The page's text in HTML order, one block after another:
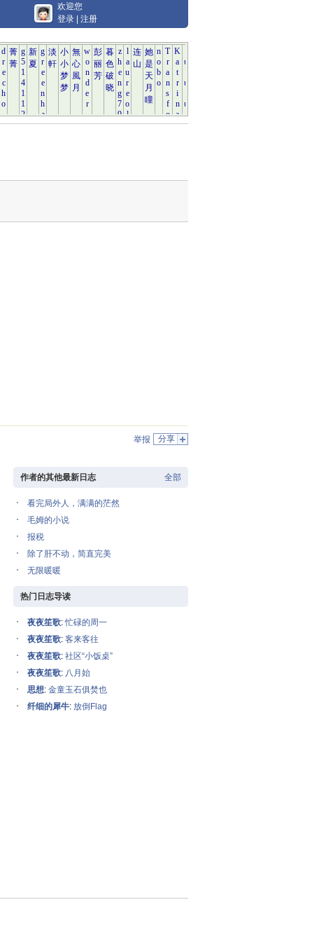
欢迎您
登录
注册
分享
举报
全部
作者的其他最新日志
看完局外人，满满的茫然
毛姆的小说
报税
除了肝不动，简直完美
无限暖暖
热门日志导读
夜夜笙歌:忙碌的周一
夜夜笙歌: 客来客往
夜夜笙歌: 社区“小饭桌”
夜夜笙歌: 八月始
思想: 金童玉石俱焚也
纤细的犀牛: 放倒Flag